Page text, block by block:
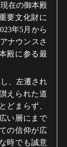
在の御本殿
要文化財に
年5月から
ナウンスさ
殿に参る最
、左遷され
えられた道
どまらず、
い層にまで
の信仰が広
時でも誠意